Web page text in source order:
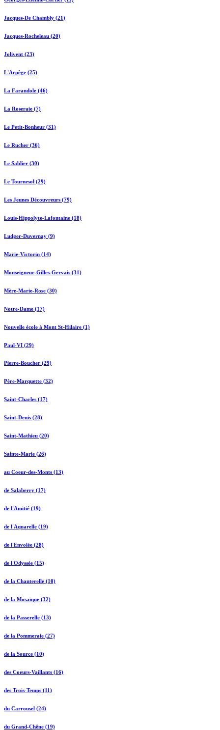
Jacques-De Chambly (21)
Jacques-Rocheleau (20)
Jolivent (23)
L'Arpège (25)
La Farandole (46)
La Roseraie (7)
Le Petit-Bonheur (31)
Le Rucher (36)
Le Sablier (30)
Le Tournesol (29)
Les Jeunes Découvreurs (79)
Louis-Hippolyte-Lafontaine (18)
Ludger-Duvernay (9)
Marie-Victorin (14)
Monseigneur-Gilles-Gervais (31)
Mère-Marie-Rose (30)
Notre-Dame (17)
Nouvelle école à Mont St-Hilaire (1)
Paul-VI (29)
Pierre-Boucher (29)
Père-Marquette (32)
Saint-Charles (17)
Saint-Denis (28)
Saint-Mathieu (20)
Sainte-Marie (26)
au Coeur-des-Monts (13)
de Salaberry (17)
de l'Amitié (19)
de l'Aquarelle (19)
de l'Envolée (28)
de l'Odyssée (15)
de la Chanterelle (10)
de la Mosaïque (32)
de la Passerelle (13)
de la Pommeraie (27)
de la Source (10)
des Coeurs-Vaillants (16)
des Trois-Temps (11)
du Carrousel (24)
du Grand-Chêne (19)